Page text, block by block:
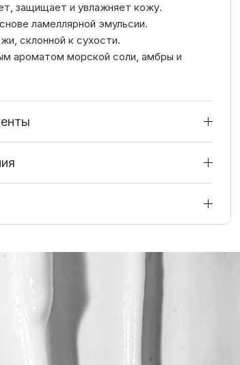
защищает и увлажняет кожу.
ламеллярной эмульсии.
склонной к сухости.
ароматом морской соли, амбры и